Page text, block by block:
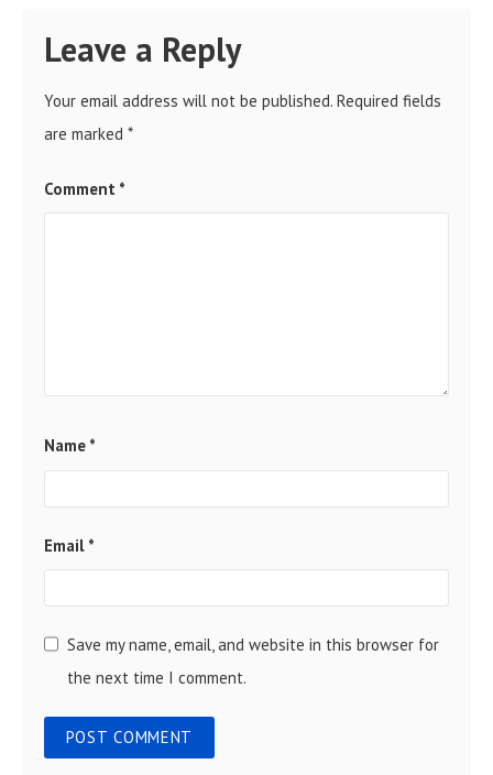
Leave a Reply
Your email address will not be published. Required fields
are marked *
Comment *
Name *
Email *
Save my name, email, and website in this browser for
the next time I comment.